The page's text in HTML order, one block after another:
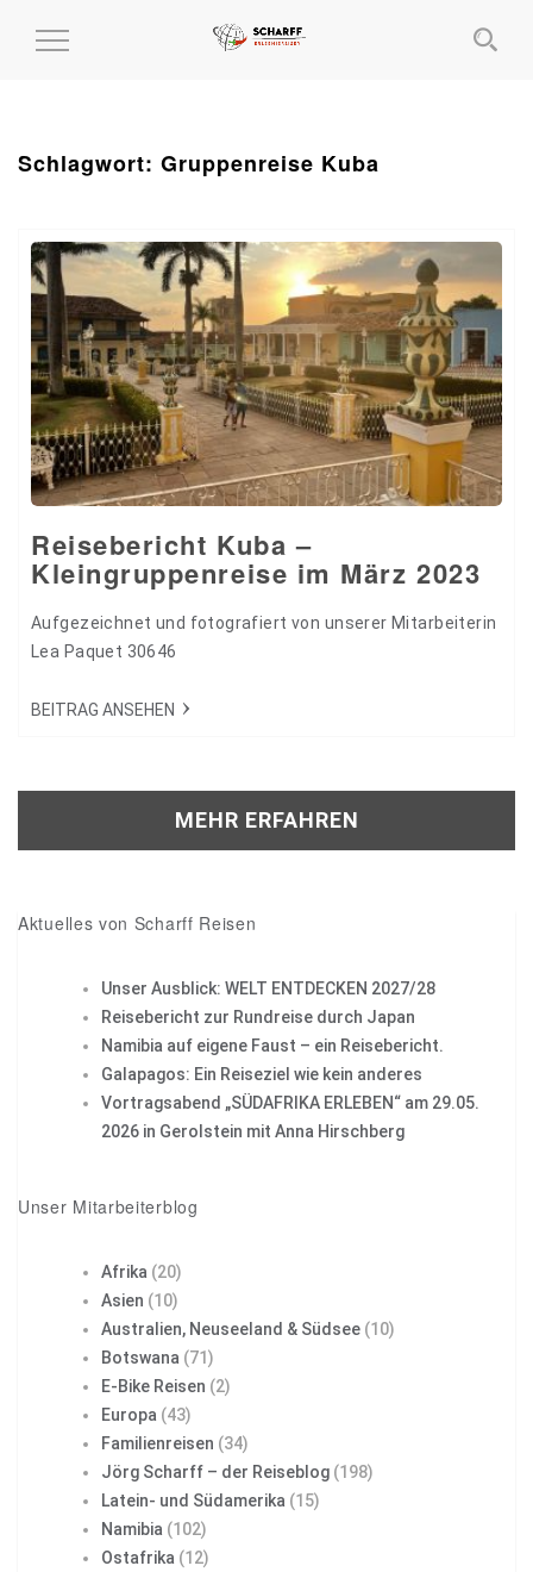
MENÜ
Schlagwort: Gruppenreise Kuba
Reisebericht Kuba –
Kleingruppenreise im März 2023
Aufgezeichnet und fotografiert von unserer Mitarbeiterin
Lea Paquet 30646
BEITRAG ANSEHEN
MEHR ERFAHREN
Aktuelles von Scharff Reisen
Unser Ausblick: WELT ENTDECKEN 2027/28
Reisebericht zur Rundreise durch Japan
Namibia auf eigene Faust – ein Reisebericht.
Galapagos: Ein Reiseziel wie kein anderes
Vortragsabend „SÜDAFRIKA ERLEBEN“ am 29.05.
2026 in Gerolstein mit Anna Hirschberg
Unser Mitarbeiterblog
Afrika (20)
Asien (10)
Australien, Neuseeland & Südsee (10)
Botswana (71)
E-Bike Reisen (2)
Europa (43)
Familienreisen (34)
Jörg Scharff – der Reiseblog (198)
Latein- und Südamerika (15)
Namibia (102)
Ostafrika (12)